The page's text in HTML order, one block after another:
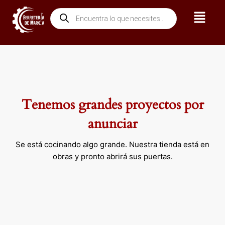
contenido
Búsqueda
de
productos
Menú
Tenemos grandes proyectos por
anunciar
Se está cocinando algo grande. Nuestra tienda está en
obras y pronto abrirá sus puertas.